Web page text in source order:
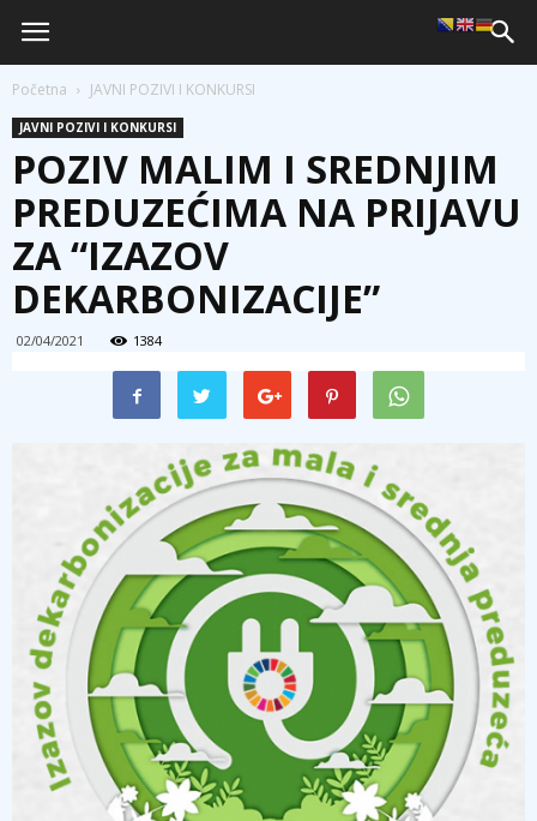
Početna JAVNI POZIVI I KONKURSI
JAVNI POZIVI I KONKURSI
POZIV MALIM I SREDNJIM
PREDUZEĆIMA NA PRIJAVU
ZA “IZAZOV
DEKARBONIZACIJE”
02/04/2021 1384